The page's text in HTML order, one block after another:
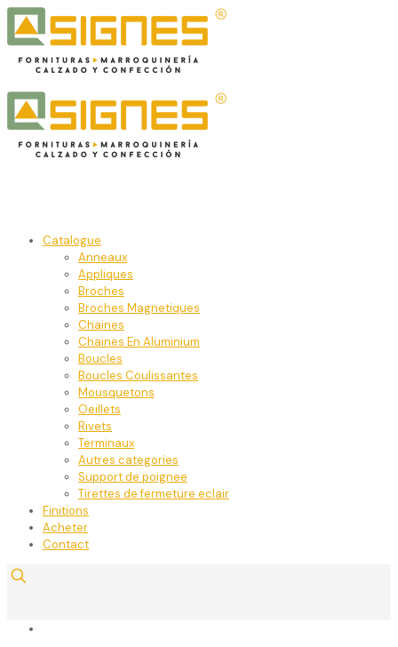
Catalogue
Anneaux
Appliques
Broches
Broches Magnetiques
Chaines
Chaines En Aluminium
Boucles
Boucles Coulissantes
Mousquetons
Oeillets
Rivets
Terminaux
Autres categories
Support de poignee
Tirettes de fermeture eclair
Finitions
Acheter
Contact